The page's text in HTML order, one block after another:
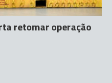
retomar operação